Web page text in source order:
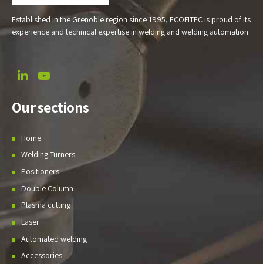
Established in the Grenoble region since 1995, ECOFITEC is proud of its
experience and technical expertise in welding and welding automation.
Our sections
Home
Welding Turners
Positioners
Double Column
Plasma cutting
Laser
Automated welding
Accessories